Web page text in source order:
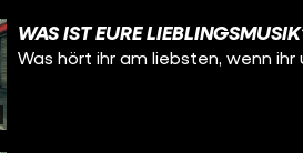
WAS IST EURE
Was hört ihr am liebsten, wenn